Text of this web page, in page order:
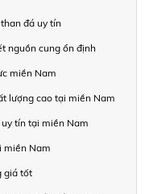
đá uy tín
nguồn cung ổn định
miền Nam
lượng cao tại miền Nam
tín tại miền Nam
miền Nam
giá tốt